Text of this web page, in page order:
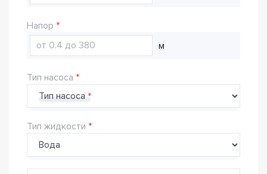
Напор
м
Тип насоса
Тип насоса
Тип жидкости